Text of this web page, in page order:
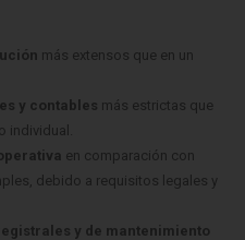
más extensos que en un
y contables más estrictas que
individual.
en comparación con
debido a requisitos legales y
y de mantenimiento